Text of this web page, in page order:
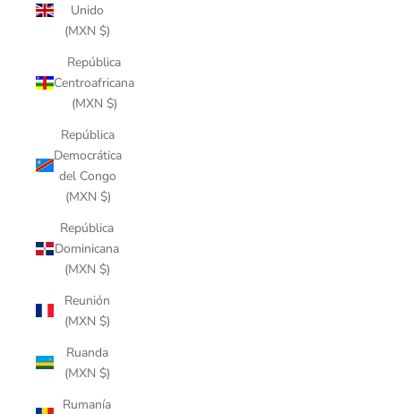
Unido
(MXN $)
República
Centroafricana
(MXN $)
República
Democrática
del Congo
(MXN $)
República
Dominicana
(MXN $)
Reunión
(MXN $)
Ruanda
(MXN $)
Rumanía